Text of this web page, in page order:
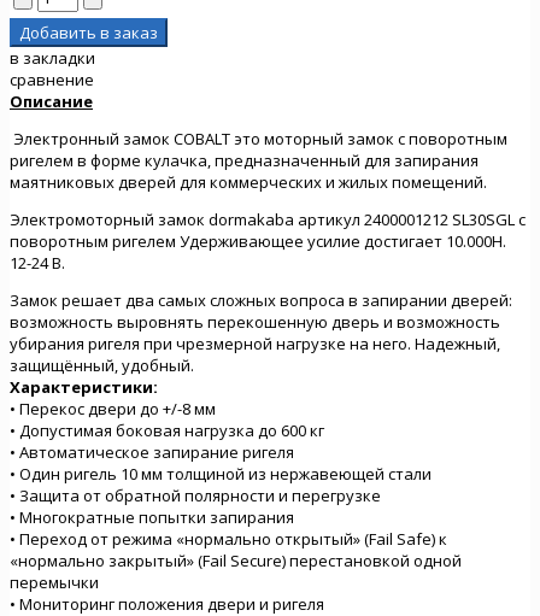
в закладки
сравнение
Описание
Электронный замок COBALT это моторный замок с поворотным
ригелем в форме кулачка, предназначенный для запирания
маятниковых дверей для коммерческих и жилых помещений.
Электромоторный замок dormakaba артикул 2400001212 SL30SGL с
поворотным ригелем Удерживающее усилие достигает 10.000Н.
12-24 В.
Замок решает два самых сложных вопроса в запирании дверей:
возможность выровнять перекошенную дверь и возможность
убирания ригеля при чрезмерной нагрузке на него. Надежный,
защищённый, удобный.
Характеристики:
• Перекос двери до +/-8 мм
• Допустимая боковая нагрузка до 600 кг
• Автоматическое запирание ригеля
• Один ригель 10 мм толщиной из нержавеющей стали
• Защита от обратной полярности и перегрузке
• Многократные попытки запирания
• Переход от режима «нормально открытый» (Fail Safe) к
«нормально закрытый» (Fail Secure) перестановкой одной
перемычки
• Мониторинг положения двери и ригеля